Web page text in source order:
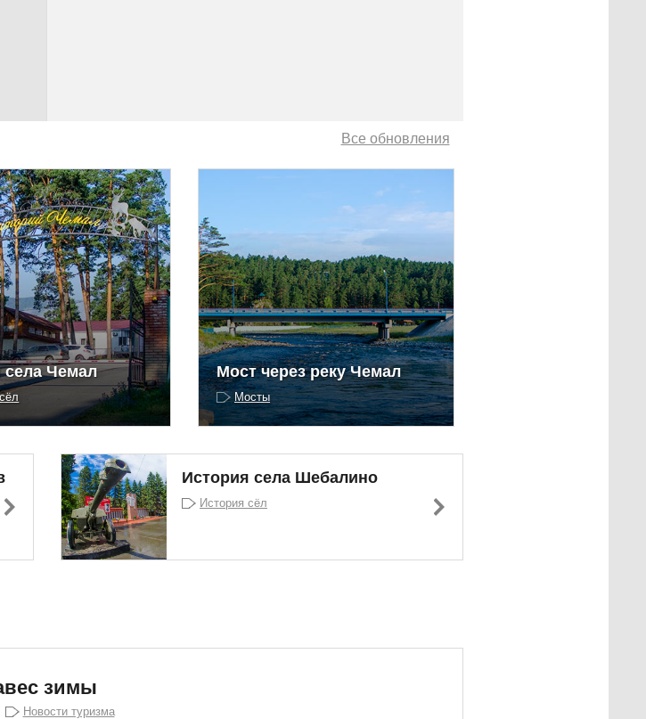
села Чемал Мост через реку Чемал
Мосты
История села Шебалино
История сёл
Все обновления
зимы
Новости туризма